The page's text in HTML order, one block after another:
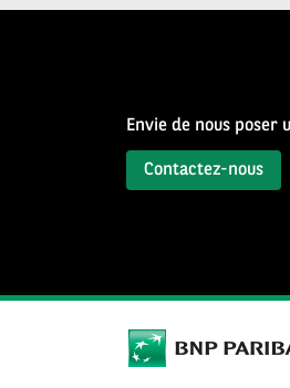
Envie de nous poser
Contactez-nous